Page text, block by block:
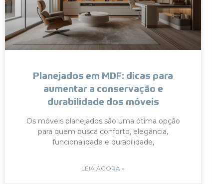
Planejados em MDF: dicas para
aumentar a conservação e
durabilidade dos móveis
Os móveis planejados são uma ótima opção
para quem busca conforto, elegância,
funcionalidade e durabilidade,
LEIA AGORA »